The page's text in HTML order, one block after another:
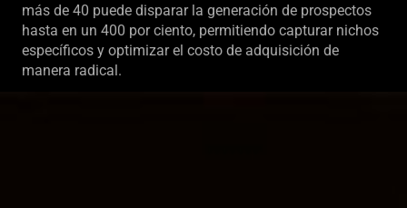
más de 40 puede disparar la generación de prospectos
hasta en un 400 por ciento, permitiendo capturar nichos
específicos y optimizar el costo de adquisición de
manera radical.